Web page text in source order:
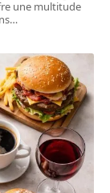
une multitude
…